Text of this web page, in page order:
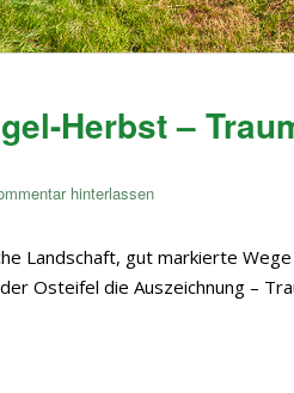
Herbst –
hinterlassen
Landschaft, gut markierte
Osteifel die Auszeichnung –